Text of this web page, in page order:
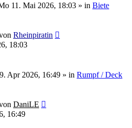
11. Mai 2026, 18:03 » in Biete
Rheinpiratin
18:03
Apr 2026, 16:49 » in Rumpf / Deck
DaniLE
16:49